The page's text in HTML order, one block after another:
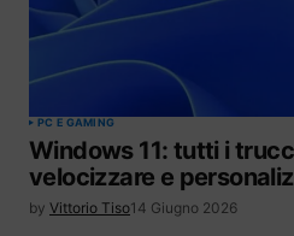
PC E GAMING
Windows 11: tutti i
velocizzare e
by Vittorio Tiso14 Giugno 2026